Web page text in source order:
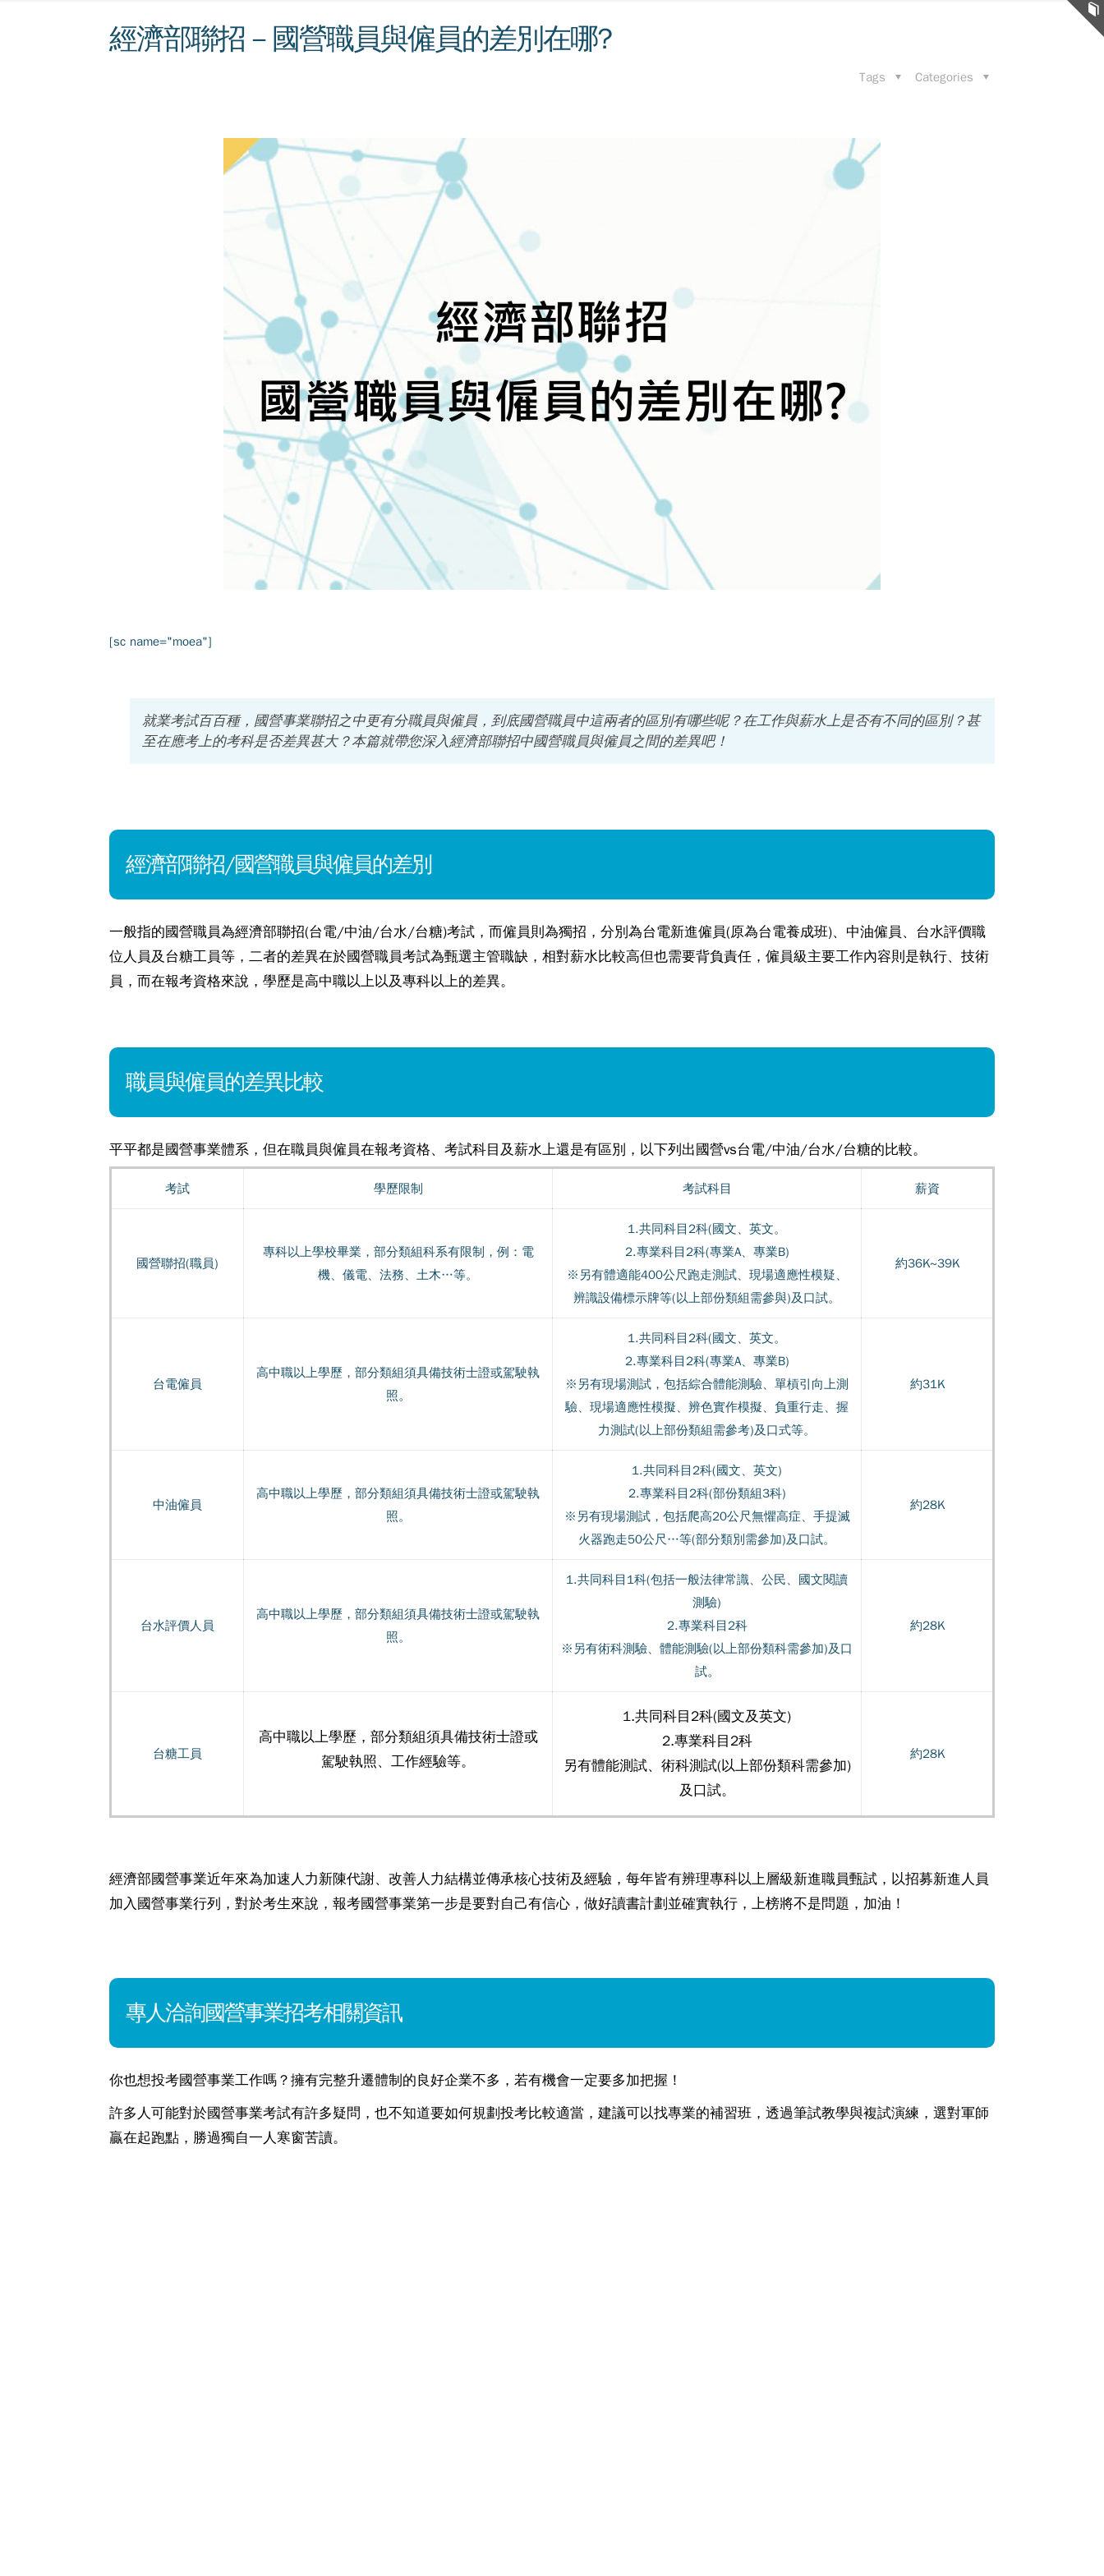
經濟部聯招－國營職員與僱員的差別在哪?
Categories
Tags
[sc name="moea"]
就業考試百百種，國營事業聯招之中更有分職員與僱員，到底國營職員中這兩者的區別有哪些呢？在工作與薪水上是否有不同的區別？甚
至在應考上的考科是否差異甚大？本篇就帶您深入經濟部聯招中國營職員與僱員之間的差異吧！
經濟部聯招/國營職員與僱員的差別
一般指的國營職員為經濟部聯招(台電/中油/台水/台糖)考試，而僱員則為獨招，分別為台電新進僱員(原為台電養成班)、中油僱員、台水評價職
位人員及台糖工員等，二者的差異在於國營職員考試為甄選主管職缺，相對薪水比較高但也需要背負責任，僱員級主要工作內容則是執行、技術
員，而在報考資格來說，學歷是高中職以上以及專科以上的差異。
職員與僱員的差異比較
平平都是國營事業體系，但在職員與僱員在報考資格、考試科目及薪水上還是有區別，以下列出國營vs台電/中油/台水/台糖的比較。
考試 學歷限制 考試科目 薪資
國營聯招(職員)
專科以上學校畢業，部分類組科系有限制，例：電
機、儀電、法務、土木…等。
1.共同科目2科(國文、英文。
2.專業科目2科(專業A、專業B)
※另有體適能400公尺跑走測試、現場適應性模疑、
辨識設備標示牌等(以上部份類組需參與)及口試。
約36K~39K
台電僱員
高中職以上學歷，部分類組須具備技術士證或駕駛執
照。
1.共同科目2科(國文、英文。
2.專業科目2科(專業A、專業B)
※另有現場測試，包括綜合體能測驗、單槓引向上測
驗、現場適應性模擬、辨色實作模擬、負重行走、握
力測試(以上部份類組需參考)及口式等。
約31K
中油僱員
高中職以上學歷，部分類組須具備技術士證或駕駛執
照。
1.共同科目2科(國文、英文)
2.專業科目2科(部份類組3科)
※另有現場測試，包括爬高20公尺無懼高症、手提滅
火器跑走50公尺…等(部分類別需參加)及口試。
約28K
台水評價人員
高中職以上學歷，部分類組須具備技術士證或駕駛執
照。
1.共同科目1科(包括一般法律常識、公民、國文閱讀
測驗)
2.專業科目2科
※另有術科測驗、體能測驗(以上部份類科需參加)及口
試。
約28K
台糖工員
高中職以上學歷，部分類組須具備技術士證或
駕駛執照、工作經驗等。
1.共同科目2科(國文及英文)
2.專業科目2科
另有體能測試、術科測試(以上部份類科需參加)
及口試。
約28K
經濟部國營事業近年來為加速人力新陳代謝、改善人力結構並傳承核心技術及經驗，每年皆有辨理專科以上層級新進職員甄試，以招募新進人員
加入國營事業行列，對於考生來說，報考國營事業第一步是要對自己有信心，做好讀書計劃並確實執行，上榜將不是問題，加油！
專人洽詢國營事業招考相關資訊
你也想投考國營事業工作嗎？擁有完整升遷體制的良好企業不多，若有機會一定要多加把握！
許多人可能對於國營事業考試有許多疑問，也不知道要如何規劃投考比較適當，建議可以找專業的補習班，透過筆試教學與複試演練，選對軍師
贏在起跑點，勝過獨自一人寒窗苦讀。